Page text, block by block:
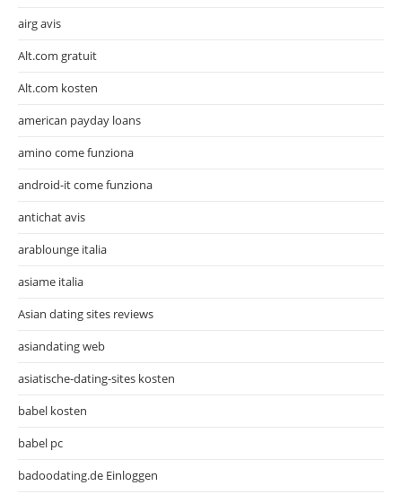
airg avis
Alt.com gratuit
Alt.com kosten
american payday loans
amino come funziona
android-it come funziona
antichat avis
arablounge italia
asiame italia
Asian dating sites reviews
asiandating web
asiatische-dating-sites kosten
babel kosten
babel pc
badoodating.de Einloggen